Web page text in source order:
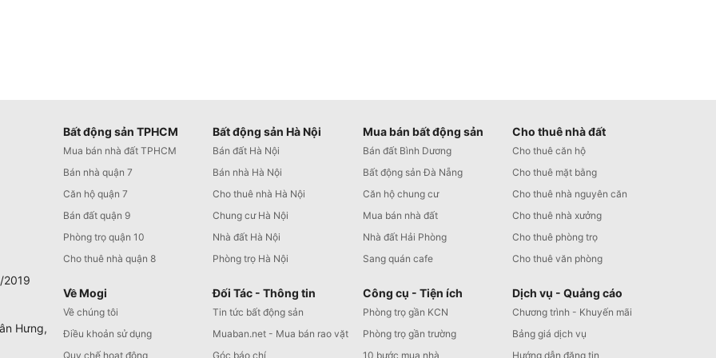
Bất động sản TPHCM
Mua bán nhà đất TPHCM
Bán nhà quận 7
Căn hộ quận 7
Bán đất quận 9
Phòng trọ quận 10
Cho thuê nhà quận 8
Bất động sản Hà Nội
Bán đất Hà Nội
Bán nhà Hà Nội
Cho thuê nhà Hà Nội
Chung cư Hà Nội
Nhà đất Hà Nội
Phòng trọ Hà Nội
Mua bán bất động sản
Bán đất Bình Dương
Bất động sản Đà Nẵng
Căn hộ chung cư
Mua bán nhà đất
Nhà đất Hải Phòng
Sang quán cafe
Cho thuê nhà đất
Cho thuê căn hộ
Cho thuê mặt bằng
Cho thuê nhà nguyên căn
Cho thuê nhà xưởng
Cho thuê phòng trọ
Cho thuê văn phòng
Về Mogi
Về chúng tôi
Điều khoản sử dụng
Quy chế hoạt động
Đối Tác - Thông tin
Tin tức bất động sản
Muaban.net - Mua bán rao vặt
Góc báo chí
Công cụ - Tiện ích
Phòng trọ gần KCN
Phòng trọ gần trường
10 bước mua nhà
Dịch vụ - Quảng cáo
Chương trình - Khuyến mãi
Bảng giá dịch vụ
Hướng dẫn đăng tin
2019
Hưng,